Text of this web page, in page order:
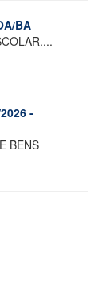
BA
-
BENS